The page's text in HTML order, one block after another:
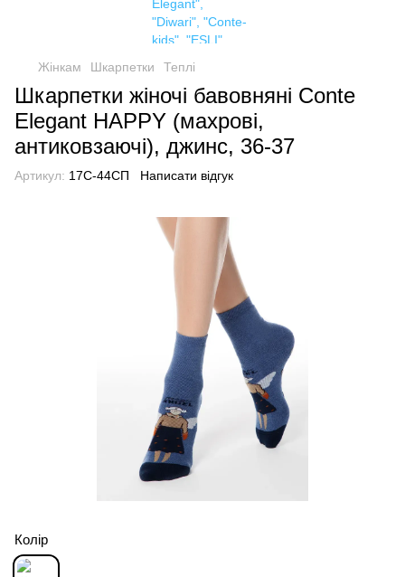
Жінкам Шкарпетки Теплі
Шкарпетки жіночі бавовняні Conte
Elegant HAPPY (махрові,
антиковзаючі), джинс, 36-37
Артикул: 17С-44СП Написати відгук
Колір